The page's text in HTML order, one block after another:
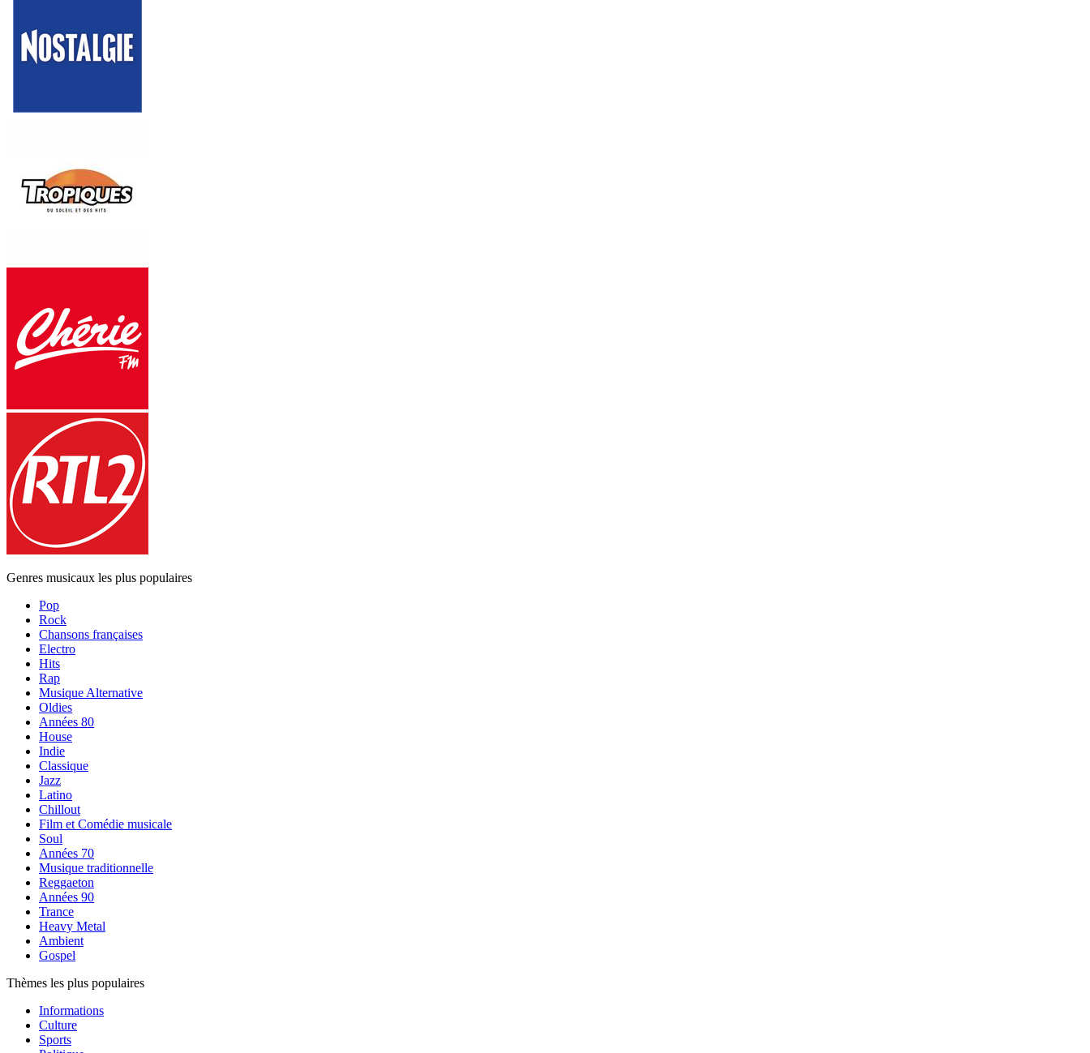
Genres musicaux les plus populaires
Pop
Rock
Chansons françaises
Electro
Hits
Rap
Musique Alternative
Oldies
Années 80
House
Indie
Classique
Jazz
Latino
Chillout
Film et Comédie musicale
Soul
Années 70
Musique traditionnelle
Reggaeton
Années 90
Trance
Heavy Metal
Ambient
Gospel
Thèmes les plus populaires
Informations
Culture
Sports